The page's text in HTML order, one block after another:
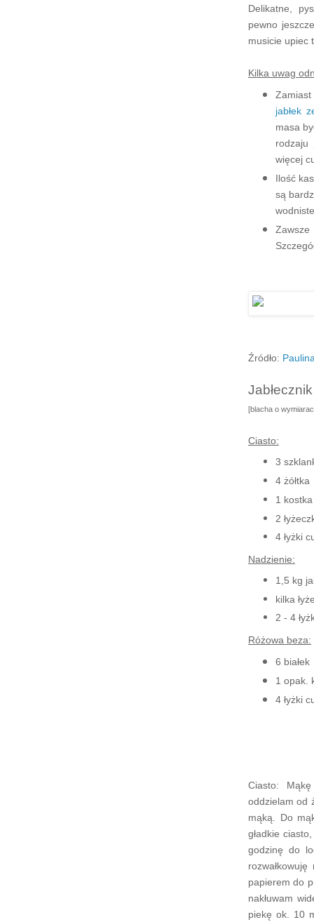
Delikatne,
pewno
musicie upiec
Kilka uwag
jabłek
masa
więcej
Ilość
są
Źródło:
[blacha o
Ciasto:
3
4 żółtka
1
2
4 łyżki
Nadzienie:
1,5 kg
kilka
2 - 4
Różowa beza:
6 białek
1 opak.
4 łyżki
Ciasto:
oddzielam od
mąką. Do
gładkie
godzinę do
papierem do
nakłuwam
piekę ok. 10